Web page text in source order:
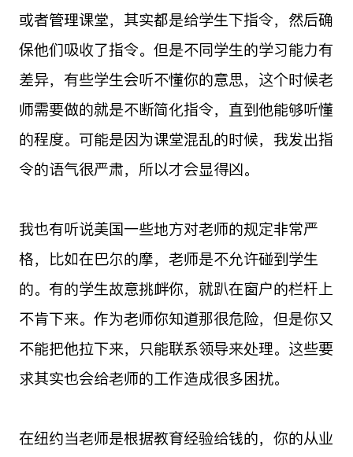
或者管理课堂，其实都是给学生下指令，然后确
保他们吸收了指令。但是不同学生的学习能力有
差异，有些学生会听不懂你的意思，这个时候老
师需要做的就是不断简化指令，直到他能够听懂
的程度。可能是因为课堂混乱的时候，我发出指
令的语气很严肃，所以才会显得凶。
我也有听说美国一些地方对老师的规定非常严
格，比如在巴尔的摩，老师是不允许碰到学生
的。有的学生故意挑衅你，就趴在窗户的栏杆上
不肯下来。作为老师你知道那很危险，但是你又
不能把他拉下来，只能联系领导来处理。这些要
求其实也会给老师的工作造成很多困扰。
在纽约当老师是根据教育经验给钱的，你的从业